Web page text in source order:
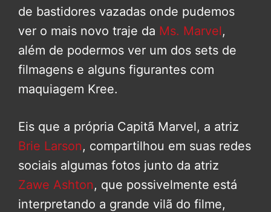
de bastidores vazadas onde pudemos
ver o mais novo traje da Ms. Marvel,
além de podermos ver um dos sets de
filmagens e alguns figurantes com
maquiagem Kree.
Eis que a própria Capitã Marvel, a atriz
Brie Larson, compartilhou em suas redes
sociais algumas fotos junto da atriz
Zawe Ashton, que possivelmente está
interpretando a grande vilã do filme,